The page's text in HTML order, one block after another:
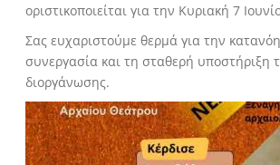
οριστικοποιείται για την Κυριακή 7
Σας ευχαριστούμε θερμά για την
συνεργασία και τη σταθερή υποστήριξη
διοργάνωσης.